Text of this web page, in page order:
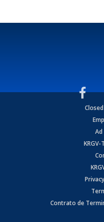
Ad
KRGV-
Contrato de